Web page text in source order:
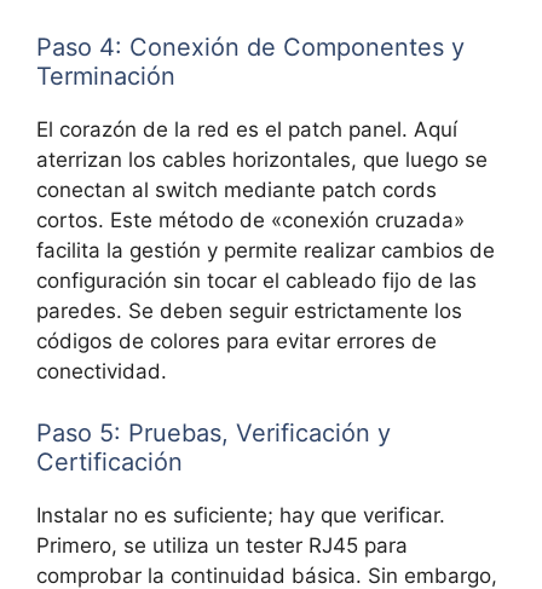
Paso 4: Conexión de Componentes y
Terminación
El corazón de la red es el patch panel. Aquí
aterrizan los cables horizontales, que luego se
conectan al switch mediante patch cords
cortos. Este método de «conexión cruzada»
facilita la gestión y permite realizar cambios de
configuración sin tocar el cableado fijo de las
paredes. Se deben seguir estrictamente los
códigos de colores para evitar errores de
conectividad.
Paso 5: Pruebas, Verificación y
Certificación
Instalar no es suficiente; hay que verificar.
Primero, se utiliza un tester RJ45 para
comprobar la continuidad básica. Sin embargo,